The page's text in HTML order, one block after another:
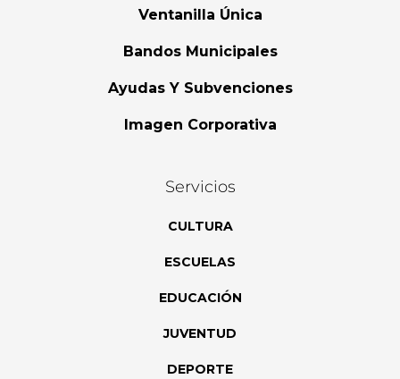
Ventanilla Única
Bandos Municipales
Ayudas Y Subvenciones
Imagen Corporativa
Servicios
CULTURA
ESCUELAS
EDUCACIÓN
JUVENTUD
DEPORTE